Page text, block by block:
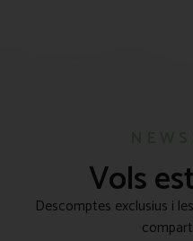
Vols
Descomptes exclusius i